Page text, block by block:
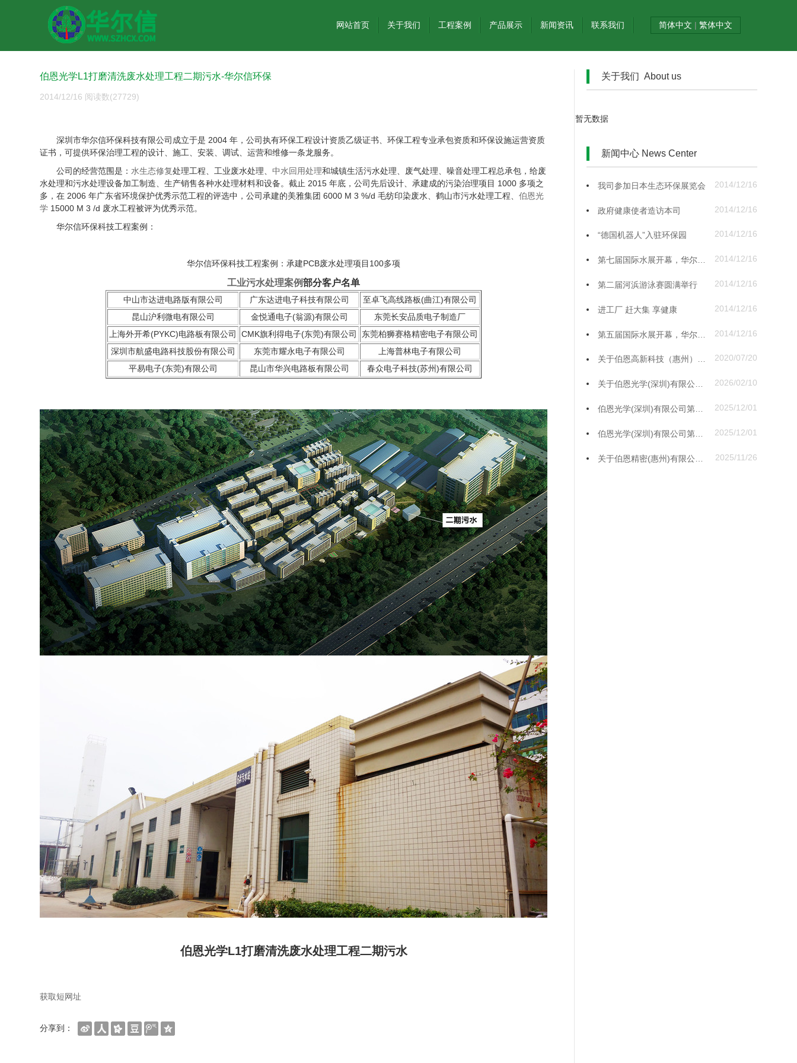
网站首页 关于我们 工程案例 产品展示 新闻资讯 联系我们 简体中文 | 繁体中文
伯恩光学L1打磨清洗废水处理工程二期污水-华尔信环保
2014/12/16 阅读数(27729)
深圳市华尔信环保科技有限公司成立于是 2004 年，公司执有环保工程设计资质乙级证书、环保工程专业承包资质和环保设施运营资质
证书，可提供环保治理工程的设计、施工、安装、调试、运营和维修一条龙服务。
公司的经营范围是： 水生态修复处理工程、工业废水处理、中水回用处理和城镇生活污水处理、废气处理、噪音处理工程总承包，给废
水处理和污水处理设备加工制造、生产销售各种水处理材料和设备。截止 2015 年底，公司先后设计、承建成的污染治理项目 1000 多项之
多，在 2006 年广东省环境保护优秀示范工程的评选中，公司承建的美雅集团 6000 M 3 %/d 毛纺印染废水、鹤山市污水处理工程、伯恩光
学 15000 M 3 /d 废水工程被评为优秀示范。
华尔信环保科技工程案例：
华尔信环保科技工程案例：承建PCB废水处理项目100多项
工业污水处理案例部分客户名单
中山市达进电路版有限公司 广东达进电子科技有限公司
至卓飞高线路板(曲江)有限公司
昆山沪利微电有限公司
金悦通电子(翁源)有限公司
东莞长安品质电子制造厂
上海外开希(PYKC)电路板有限公司
CMK旗利得电子(东莞)有限公司
东莞柏狮赛格精密电子有限公司
深圳市航盛电路科技股份有限公司
东莞市耀永电子有限公司
上海普林电子有限公司
平易电子(东莞)有限公司
昆山市华兴电路板有限公司 春众电子科技(苏州)有限公司
伯恩光学L1打磨清洗废水处理工程二期污水
获取短网址
分享到：
关于我们 About us
暂无数据
新闻中心 News Center
我司参加日本生态环保展览会 2014/12/16
政府健康使者造访本司 2014/12/16
“德国机器人”入驻环保园 2014/12/16
2014/12/16
第二届河浜游泳赛圆满举行 2014/12/16
进工厂 赶大集 享健康 2014/12/16
2014/12/16
关于伯恩高新科技（惠州）有限公司三和厂手机玻璃建设项目竣工验收监测报告全本公示 2020/07/20
2026/02/10
2025/12/01
2025/12/01
2025/11/26